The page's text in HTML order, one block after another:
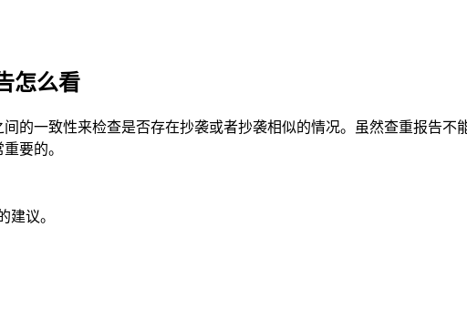
怎么看
的一致性来检查是否存在抄袭或者抄袭相似的情况。虽然查重报告
要的。
建议。